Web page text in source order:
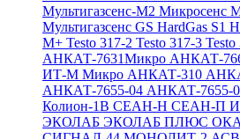
Мультигазсенс-М2 Микросенс
Мультигазсенс GS HardGas S1
M+ Testo 317-2 Testo 317-3 Testo
АНКАТ-7631Микро АНКАТ-
ИТ-М Микро АНКАТ-310
АНКАТ-7655-04 АНКАТ-7655-
Колион-1В СЕАН-Н СЕАН-П
ЭКОЛАБ ЭКОЛАБ ПЛЮС ОКА